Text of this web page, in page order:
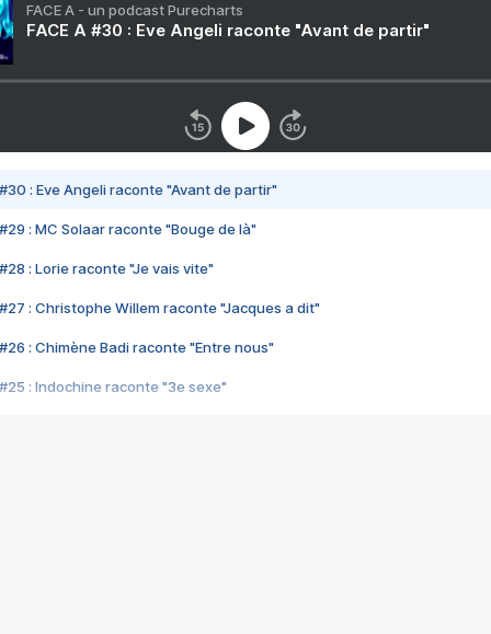
FACE A - un podcast Purecharts
FACE A #30 : Eve Angeli raconte "Avant de partir"
#30 : Eve Angeli raconte "Avant de partir"
#29 : MC Solaar raconte "Bouge de là"
#28 : Lorie raconte "Je vais vite"
#27 : Christophe Willem raconte "Jacques a dit"
#26 : Chimène Badi raconte "Entre nous"
#25 : Indochine raconte "3e sexe"